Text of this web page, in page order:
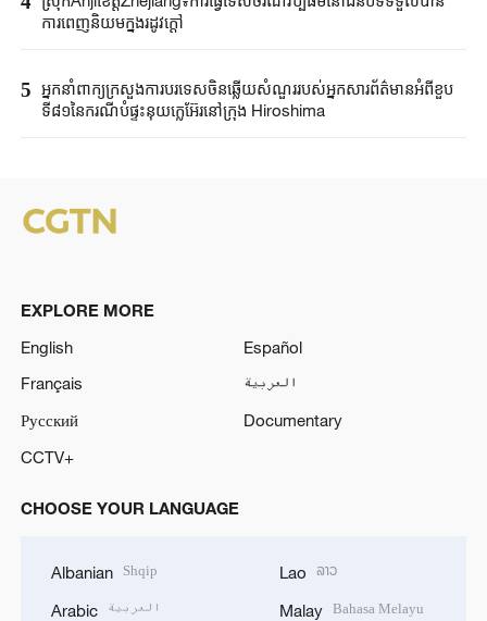
ការពេញនិយមក្នុងរដូវក្តៅ
5 អ្នកនាំពាក្យ​ក្រសួងការបរទេស​ចិនឆ្លើយសំណួរ​របស់​អ្នកសារព័ត៌មាន​អំពីខួប​
ទី៨១នៃ​ករណី​បំផ្ទុះនុយក្លេអ៊ែរ​នៅក្រុង ​Hiroshima ​
EXPLORE MORE
English
Español
Français
العربية
Русский
Documentary
CCTV+
CHOOSE YOUR LANGUAGE
Albanian Shqip
Arabic العربية
Lao ລາວ
Malay Bahasa Melayu